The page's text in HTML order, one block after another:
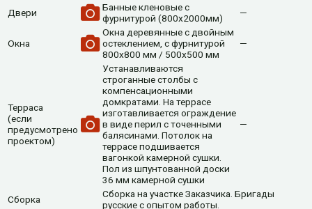
Двери
Банные кленовые с
фурнитурой (800х2000мм)
—
Окна
Окна деревянные с двойным
остеклением, с фурнитурой
800х800 мм / 500х500 мм
—
Терраса
(если
предусмотрено
проектом)
Устанавливаются
строганные столбы с
компенсационными
домкратами. На террасе
изготавливается ограждение
в виде перил с точенными
балясинами. Потолок на
террасе подшивается
вагонкой камерной сушки.
Пол из шпунтованной доски
36 мм камерной сушки
—
Сборка
Сборка на участке Заказчика. Бригады
русские с опытом работы.